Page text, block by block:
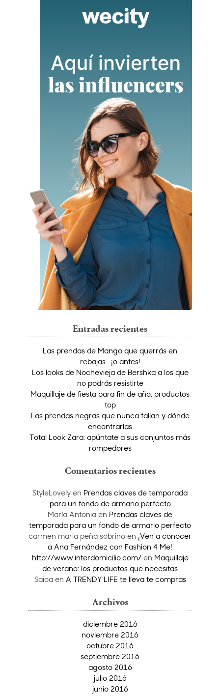
Entradas recientes
Las prendas de Mango que querrás en
rebajas… ¡o antes!
Los looks de Nochevieja de Bershka a los que
no podrás resistirte
Maquillaje de fiesta para fin de año: productos
top
Las prendas negras que nunca fallan y dónde
encontrarlas
Total Look Zara: apúntate a sus conjuntos más
rompedores
Comentarios recientes
StyleLovely en Prendas claves de temporada
para un fondo de armario perfecto
María Antonia en Prendas claves de
temporada para un fondo de armario perfecto
carmen maria peña sobrino en ¡Ven a conocer
a Ana Fernández con Fashion 4 Me!
http://www.interdomicilio.com/en Maquillaje
de verano: los productos que necesitas
Saioaen A TRENDY LIFE te lleva te compras
Archivos
diciembre 2016
noviembre 2016
octubre 2016
septiembre 2016
agosto 2016
julio 2016
junio 2016